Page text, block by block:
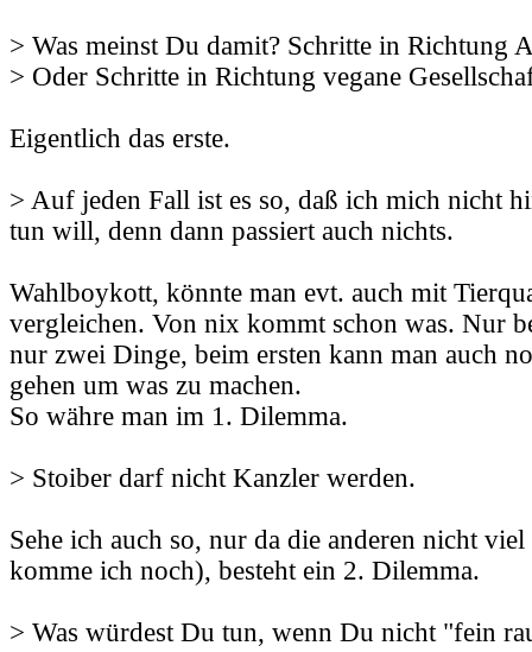
> Was meinst Du damit? Schritte in Richtung
> Oder Schritte in Richtung vegane
Eigentlich das erste.
> Auf jeden Fall ist es so, daß ich mich nicht
tun will, denn dann passiert auch nichts.
Wahlboykott, könnte man evt. auch mit
vergleichen. Von nix kommt schon was. Nur
nur zwei Dinge, beim ersten kann man auch
gehen um was zu machen.
So währe man im 1. Dilemma.
> Stoiber darf nicht Kanzler werden.
Sehe ich auch so, nur da die anderen nicht viel
komme ich noch), besteht ein 2. Dilemma.
> Was würdest Du tun, wenn Du nicht "fein